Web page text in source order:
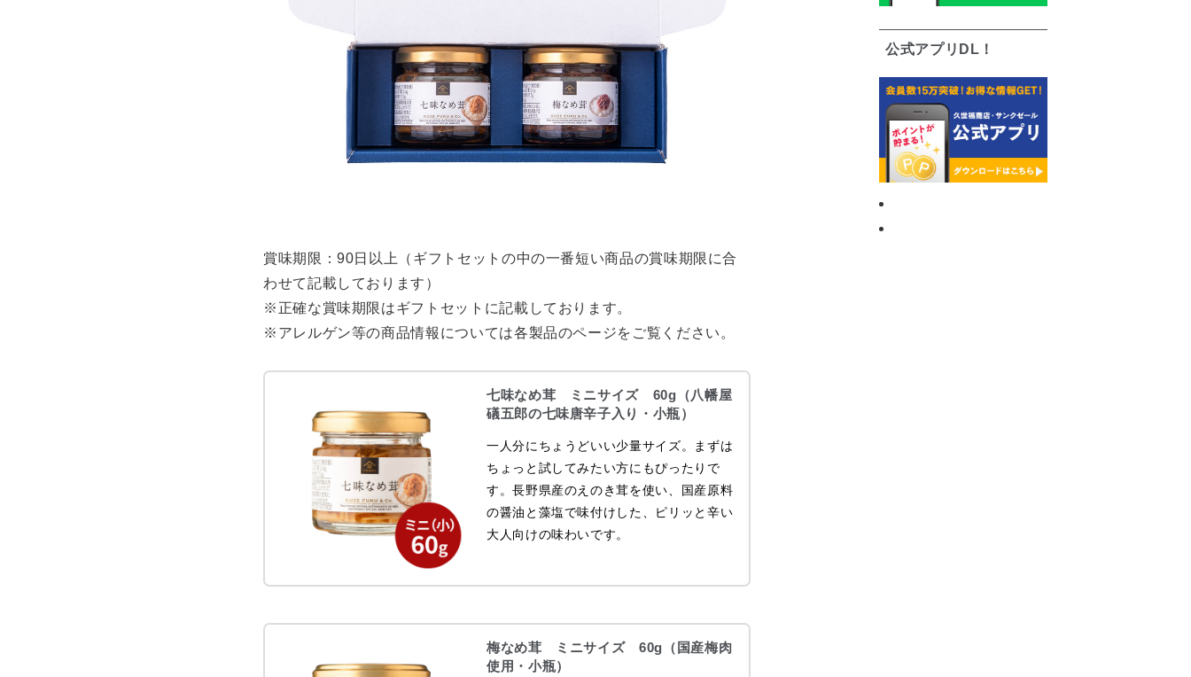
賞味期限：90日以上（ギフトセットの中の一番短い商品の賞味期限に合
わせて記載しております）
※正確な賞味期限はギフトセットに記載しております。
※アレルゲン等の商品情報については各製品のページをご覧ください。
七味なめ茸 ミニサイズ 60g（八幡屋
礒五郎の七味唐辛子入り・小瓶）
一人分にちょうどいい少量サイズ。まずは
ちょっと試してみたい方にもぴったりで
す。長野県産のえのき茸を使い、国産原料
の醤油と藻塩で味付けした、ピリッと辛い
大人向けの味わいです。
梅なめ茸 ミニサイズ 60g（国産梅肉
使用・小瓶）
公式アプリDL！